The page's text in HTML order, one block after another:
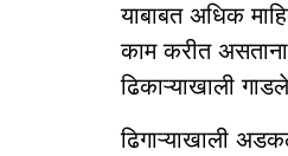
याबाबत अधिक
काम करीत असताना
ढिकाऱ्याखाली
ढिगाऱ्याखाली